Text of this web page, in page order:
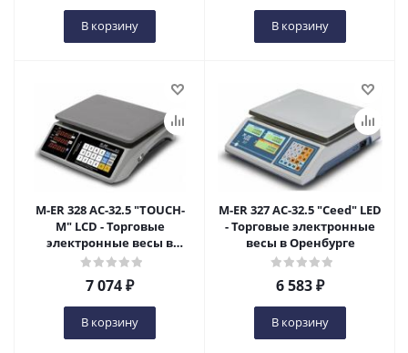
В корзину В корзину
M-ER 328 AC-32.5 "TOUCH-
M" LCD - Торговые
электронные весы в
Оренбурге
7 074₽
В корзину
M-ER 327 AC-32.5 "Ceed" LED
- Торговые электронные
весы в Оренбурге
6 583₽
В корзину